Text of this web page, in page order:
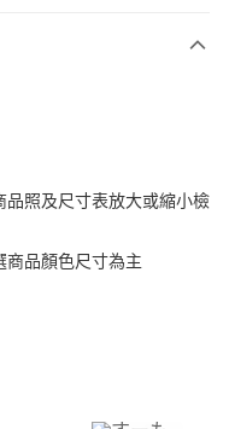
照及尺寸表放大或縮小檢
商品顏色尺寸為主